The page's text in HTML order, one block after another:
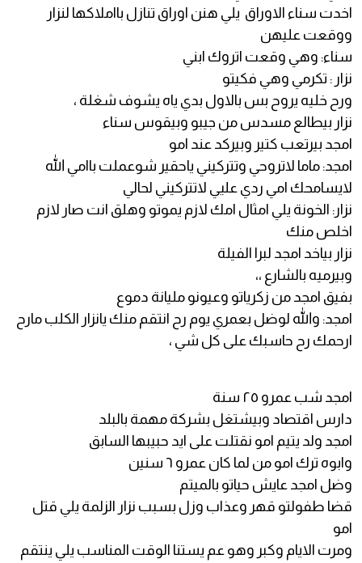
اخدت سناء الاوراق يلي هنن اوراق تنازل بااملاكها لنزار
ووقعت عليهن
سناء: وهي وقعت اتروك ابني
نزار : تكرمي وهي فكيتو
ورح خليه يروح بس بالاول بدي ياه يشوف شغلة ،
نزار بيطالع مسدس من جيبو وبيقوس سناء
امجد بيرتعب كتير وبيركد عند امو
امجد: ماما لاتروحي وتتركيني ياحقير شوعملت باامي الله
لايسامحك امي ردي عليي لاتتركيني لحالي
نزار: الخونة يلي امثال امك لازم يموتو وهلق انت صار لازم
اخلص منك
نزار بياخد امجد لبرا الفيلة
وبيرميه بالشارع ،،
بفيق امجد من زكرياتو وعيونو مليانة دموع
امجد: والله لوضل بعمري يوم رح انتقم منك يانزار الكلب مارح
ارحمك رح حاسبك على كل شي ،
امجد شب عمرو ٢٥ سنة
دارس اقتصاد وبيشتغل بشركة مهمة بالبلد
امجد ولد يتيم امو نقتلت على ايد حبيبها السابق
وابوه ترك امو من لما كان عمرو ٦ سنين
وضل امجد عايش حياتو بالميتم
قضا طفولتو قهر وعذاب وزل بسبب نزار الزلمة يلي قتل
امو
ومرت الايام وكبر وهو عم يستنا الوقت المناسب يلي ينتقم